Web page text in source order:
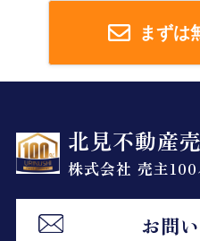
まずは
北見不動産
株式会社 売主100
お問